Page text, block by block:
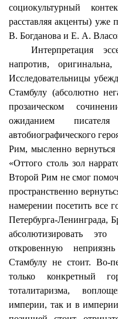
социокультурный
расставляя акценты) уже
В. Богданова и Е. А.
Интерпретация
напротив,
Исследовательницы
Стамбулу (абсолютно
прозаическом
ожиданием
автобиографического
Рим, мысленно
«Оттого столь зол
Второй Рим не смог
пространственно
намерении посетить все
Петербурга-Ленинграда,
абсолютизировать
откровенную
Стамбулу не стоит. Во-
только конкретный
тоталитаризма,
империи, так и в